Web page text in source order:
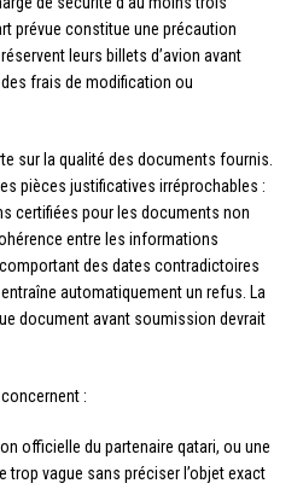
prévue constitue une précaution
leurs billets d’avion avant
des frais de modification ou
sur la qualité des documents fournis.
pièces justificatives irréprochables :
certifiées pour les documents non
entre les informations
des dates contradictoires
automatiquement un refus. La
document avant soumission devrait
:
officielle du partenaire qatari, ou une
trop vague sans préciser l’objet exact